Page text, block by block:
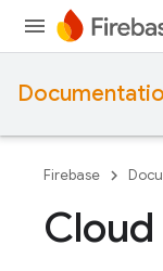
Firebase